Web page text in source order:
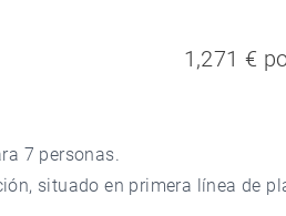
1,271 €
7 personas.
situado en primera línea de